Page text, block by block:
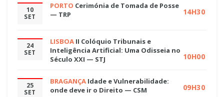
10
SET
PORTO Cerimónia de Tomada de Posse
— TRP
14H30
24
SET
LISBOA II Colóquio Tribunais e
Inteligência Artificial: Uma Odisseia no
Século XXI — STJ
10H00
25
SET
BRAGANÇA Idade e Vulnerabilidade:
onde deve ir o Direito — CSM
09H30